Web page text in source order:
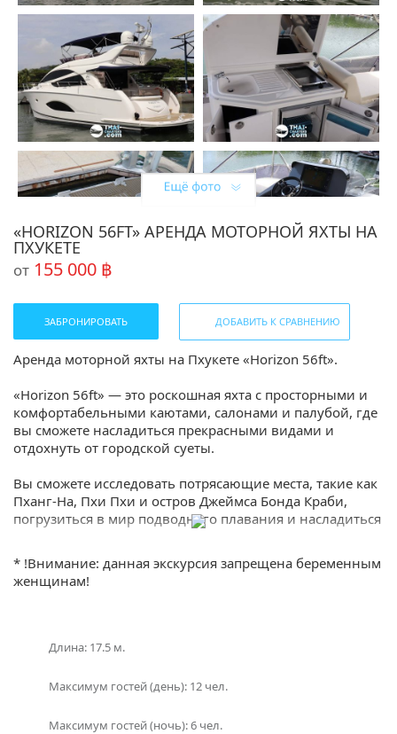
«HORIZON 56FT» АРЕНДА МОТОРНОЙ ЯХТЫ НА
ПХУКЕТЕ
от 155 000 ฿
ЗАБРОНИРОВАТЬ ДОБАВИТЬ К СРАВНЕНИЮ
Аренда моторной яхты на Пхукете «Horizon 56ft».
«Horizon 56ft» — это роскошная яхта с просторными и
комфортабельными каютами, салонами и палубой, где
вы сможете насладиться прекрасными видами и
отдохнуть от городской суеты.
Вы сможете исследовать потрясающие места, такие как
Пханг-На, Пхи Пхи и остров Джеймса Бонда Краби,
погрузиться в мир подводного плавания и насладиться
моторной яхты «Horizon 56ft» на Пхукете позволит вам
полностью расслабиться и насладиться комфортом и
роскошью.
уединения на борту моторной яхты «Horizon 56ft» на
сейчас и получите незабываемые впечатления от
путешествия по водам Андаманского моря.
* !Внимание: данная экскурсия запрещена беременным
женщинам!
Длина: 17.5 м.
Максимум гостей (день): 12 чел.
Максимум гостей (ночь): 6 чел.